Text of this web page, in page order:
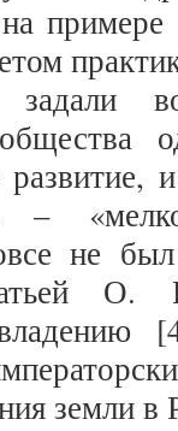
задали
–
не
О.
земли в